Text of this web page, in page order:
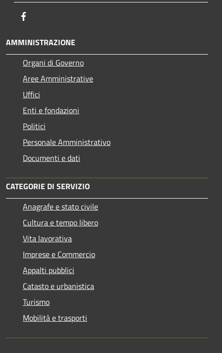
AMMINISTRAZIONE
Organi di Governo
Aree Amministrative
Uffici
Enti e fondazioni
Politici
Personale Amministrativo
Documenti e dati
CATEGORIE DI SERVIZIO
Anagrafe e stato civile
Cultura e tempo libero
Vita lavorativa
Imprese e Commercio
Appalti pubblici
Catasto e urbanistica
Turismo
Mobilità e trasporti